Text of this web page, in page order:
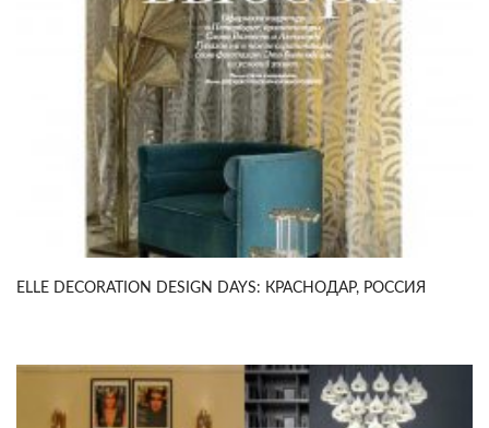
ELLE DECORATION DESIGN DAYS: КРАСНОДАР, РОССИЯ